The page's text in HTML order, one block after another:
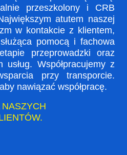
przeszkolony i CRB
atutem naszej
w kontakcie z klientem,
pomocą i fachowa
przeprowadzki oraz
usług. Współpracujemy z
przy transporcie.
nawiązać współpracę.